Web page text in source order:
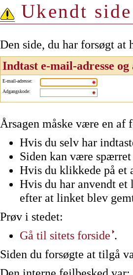
Ukendt side
Den side, du har forsøgt
Indtast e-mail-adresse og
E-mail-adresse:
Adgangskode:
Årsagen måske være en af
Hvis du selv har
Siden kan være
Hvis du klikkede på et
Hvis du har anvendt
efter at linket blev
Prøv i stedet:
Gå til sitets forside .
Siden du forsøgte at tilgå